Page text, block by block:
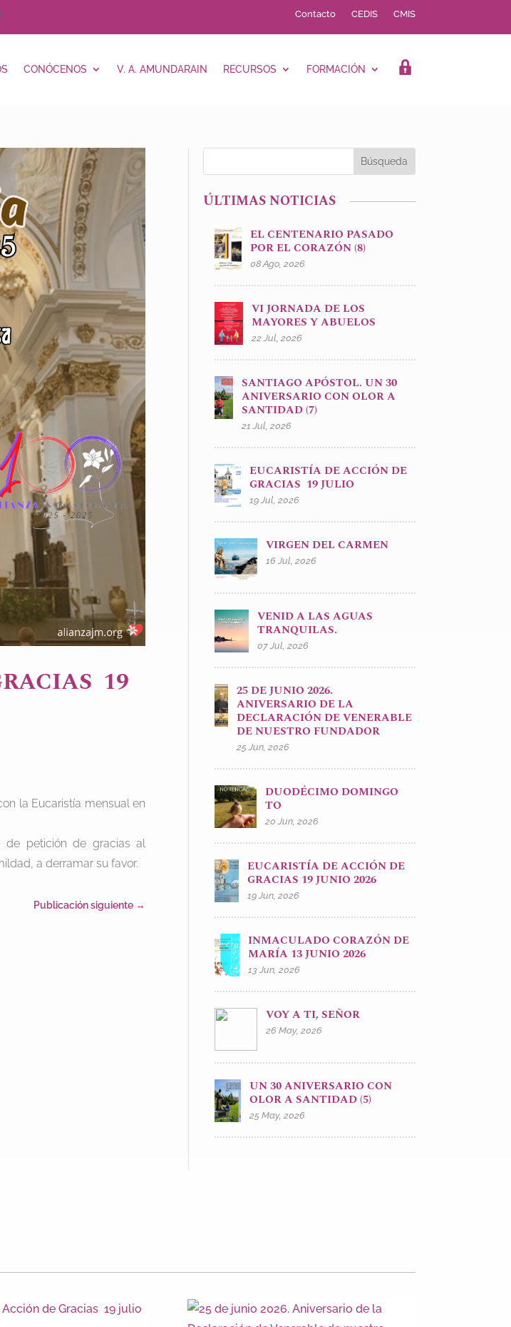
Contacto CEDIS CMIS
CONÓCENOS V. A. AMUNDARAIN RECURSOS FORMACIÓN LOGIN
19
la Eucaristía mensual en
de petición de gracias al
a derramar su favor.
Publicación siguiente →
ÚLTIMAS NOTICIAS
EL CENTENARIO PASADO
POR EL CORAZÓN (8)
08 Ago, 2026
VI JORNADA DE LOS
MAYORES Y ABUELOS
22 Jul, 2026
SANTIAGO APÓSTOL. UN 30
ANIVERSARIO CON OLOR A
SANTIDAD (7)
21 Jul, 2026
EUCARISTÍA DE ACCIÓN DE
GRACIAS 19 JULIO
19 Jul, 2026
VIRGEN DEL CARMEN
16 Jul, 2026
VENID A LAS AGUAS
TRANQUILAS.
07 Jul, 2026
25 DE JUNIO 2026.
ANIVERSARIO DE LA
DECLARACIÓN DE VENERABLE
DE NUESTRO FUNDADOR
25 Jun, 2026
DUODÉCIMO DOMINGO
TO
20 Jun, 2026
EUCARISTÍA DE ACCIÓN DE
GRACIAS 19 JUNIO 2026
19 Jun, 2026
INMACULADO CORAZÓN DE
MARÍA 13 JUNIO 2026
13 Jun, 2026
VOY A TI, SEÑOR
26 May, 2026
UN 30 ANIVERSARIO CON
OLOR A SANTIDAD (5)
25 May, 2026